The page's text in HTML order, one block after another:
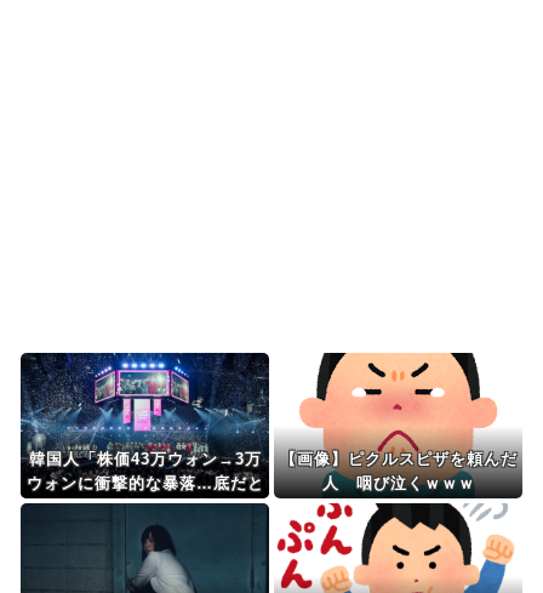
Powered by livedoor 相互RSS
韓国人「株価43万ウォン→3万
ウォンに衝撃的な暴落…底だと
思ったら」エンタメ名家CJ EN
Mに何が起きた？
【画像】ピクルスピザを頼んだ
人 咽び泣くｗｗｗ